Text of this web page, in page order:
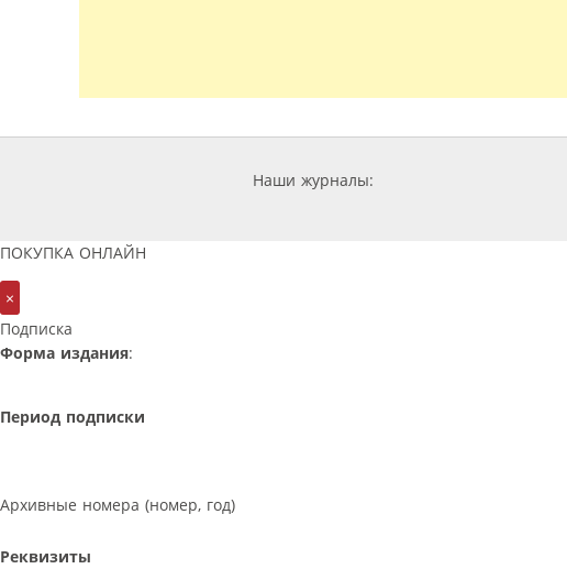
Наши журналы:
ПОКУПКА ОНЛАЙН
×
Подписка
Форма издания:
Период подписки
Архивные номера (номер, год)
Реквизиты